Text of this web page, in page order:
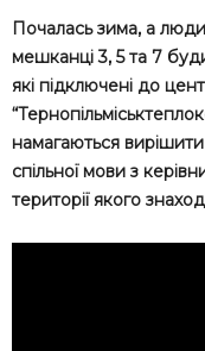
Почалась зима, а
мешканці 3, 5 та 7
які підключені до
намагаються
спільної мови з
території якого